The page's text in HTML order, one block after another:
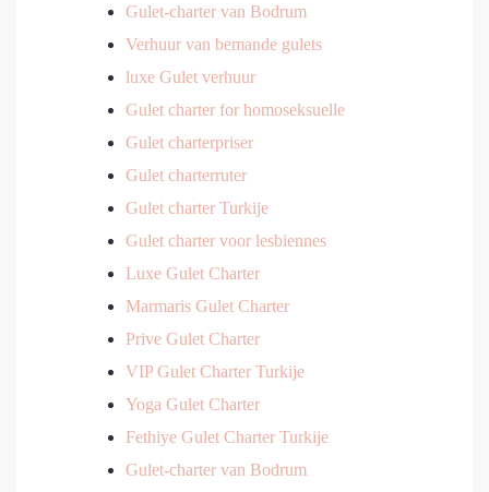
Gulet-charter van Bodrum
Verhuur van bemande gulets
luxe Gulet verhuur
Gulet charter for homoseksuelle
Gulet charterpriser
Gulet charterruter
Gulet charter Turkije
Gulet charter voor lesbiennes
Luxe Gulet Charter
Marmaris Gulet Charter
Prive Gulet Charter
VIP Gulet Charter Turkije
Yoga Gulet Charter
Fethiye Gulet Charter Turkije
Gulet-charter van Bodrum